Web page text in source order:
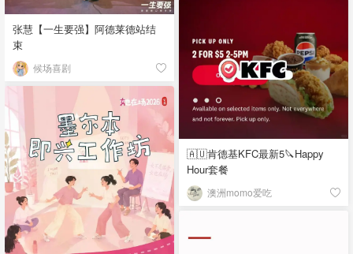
张慧【一生要强】阿德莱德站结
束
候场喜剧
🇦🇺肯德基KFC最新5🔪Happy
Hour套餐
澳洲momo爱吃